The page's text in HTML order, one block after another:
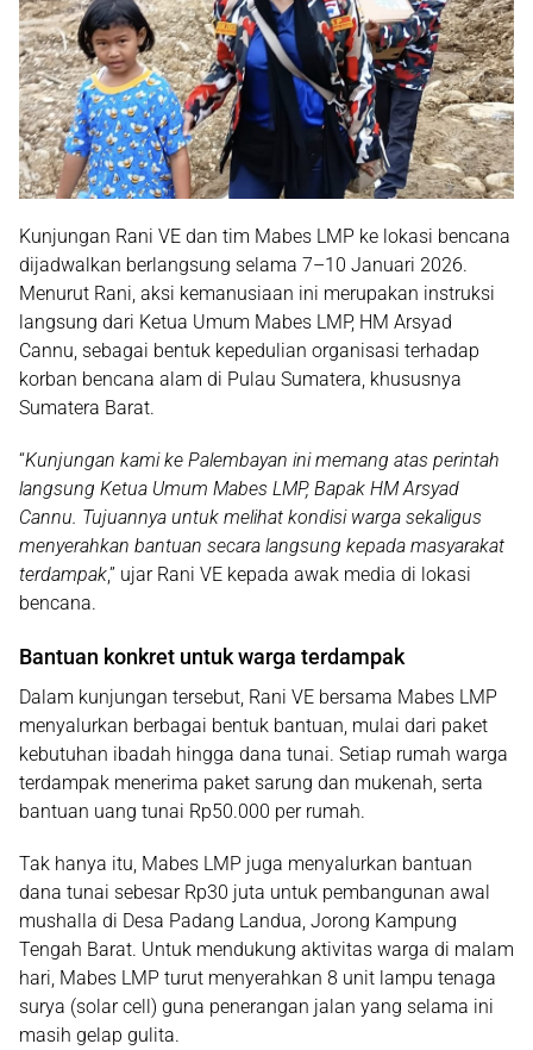
Kunjungan Rani VE dan tim Mabes LMP ke lokasi bencana
dijadwalkan berlangsung selama 7–10 Januari 2026.
Menurut Rani, aksi kemanusiaan ini merupakan instruksi
langsung dari Ketua Umum Mabes LMP, HM Arsyad
Cannu, sebagai bentuk kepedulian organisasi terhadap
korban bencana alam di Pulau Sumatera, khususnya
Sumatera Barat.
“Kunjungan kami ke Palembayan ini memang atas perintah
langsung Ketua Umum Mabes LMP, Bapak HM Arsyad
Cannu. Tujuannya untuk melihat kondisi warga sekaligus
menyerahkan bantuan secara langsung kepada masyarakat
terdampak,” ujar Rani VE kepada awak media di lokasi
bencana.
Bantuan konkret untuk warga terdampak
Dalam kunjungan tersebut, Rani VE bersama Mabes LMP
menyalurkan berbagai bentuk bantuan, mulai dari paket
kebutuhan ibadah hingga dana tunai. Setiap rumah warga
terdampak menerima paket sarung dan mukenah, serta
bantuan uang tunai Rp50.000 per rumah.
Tak hanya itu, Mabes LMP juga menyalurkan bantuan
dana tunai sebesar Rp30 juta untuk pembangunan awal
mushalla di Desa Padang Landua, Jorong Kampung
Tengah Barat. Untuk mendukung aktivitas warga di malam
hari, Mabes LMP turut menyerahkan 8 unit lampu tenaga
surya (solar cell) guna penerangan jalan yang selama ini
masih gelap gulita.